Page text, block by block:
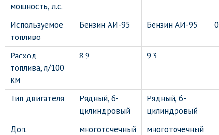
мощность, л.с.
Используемое
топливо
Бензин АИ-95 Бензин АИ-95
Расход
топлива, л/100
км
8.9 9.3
Тип двигателя
Рядный, 6-
цилиндровый
Рядный, 6-
цилиндровый
Доп.
многоточечный
многоточечный